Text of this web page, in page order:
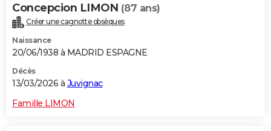
Concepcion LIMON (87 ans)
Créer une cagnotte obsèques
Naissance
20/06/1938 à MADRID ESPAGNE
Décès
13/03/2026 à Juvignac
Famille LIMON